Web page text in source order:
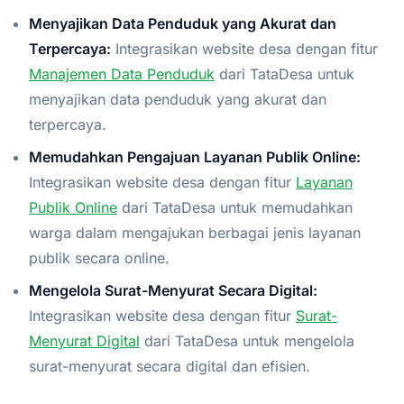
Menyajikan Data Penduduk yang Akurat dan
Terpercaya: Integrasikan website desa dengan fitur
Manajemen Data Penduduk dari TataDesa untuk
menyajikan data penduduk yang akurat dan
terpercaya.
Memudahkan Pengajuan Layanan Publik Online:
Integrasikan website desa dengan fitur Layanan
Publik Online dari TataDesa untuk memudahkan
warga dalam mengajukan berbagai jenis layanan
publik secara online.
Mengelola Surat-Menyurat Secara Digital:
Integrasikan website desa dengan fitur Surat-
Menyurat Digital dari TataDesa untuk mengelola
surat-menyurat secara digital dan efisien.